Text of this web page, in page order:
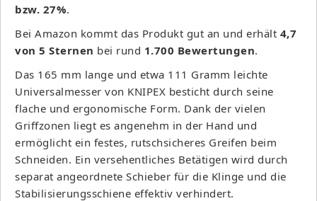
bzw. 27%.
Bei Amazon kommt das Produkt gut an und erhält 4,7
von 5 Sternen bei rund 1.700 Bewertungen.
Das 165 mm lange und etwa 111 Gramm leichte
Universalmesser von KNIPEX besticht durch seine
flache und ergonomische Form. Dank der vielen
Griffzonen liegt es angenehm in der Hand und
ermöglicht ein festes, rutschsicheres Greifen beim
Schneiden. Ein versehentliches Betätigen wird durch
separat angeordnete Schieber für die Klinge und die
Stabilisierungsschiene effektiv verhindert.